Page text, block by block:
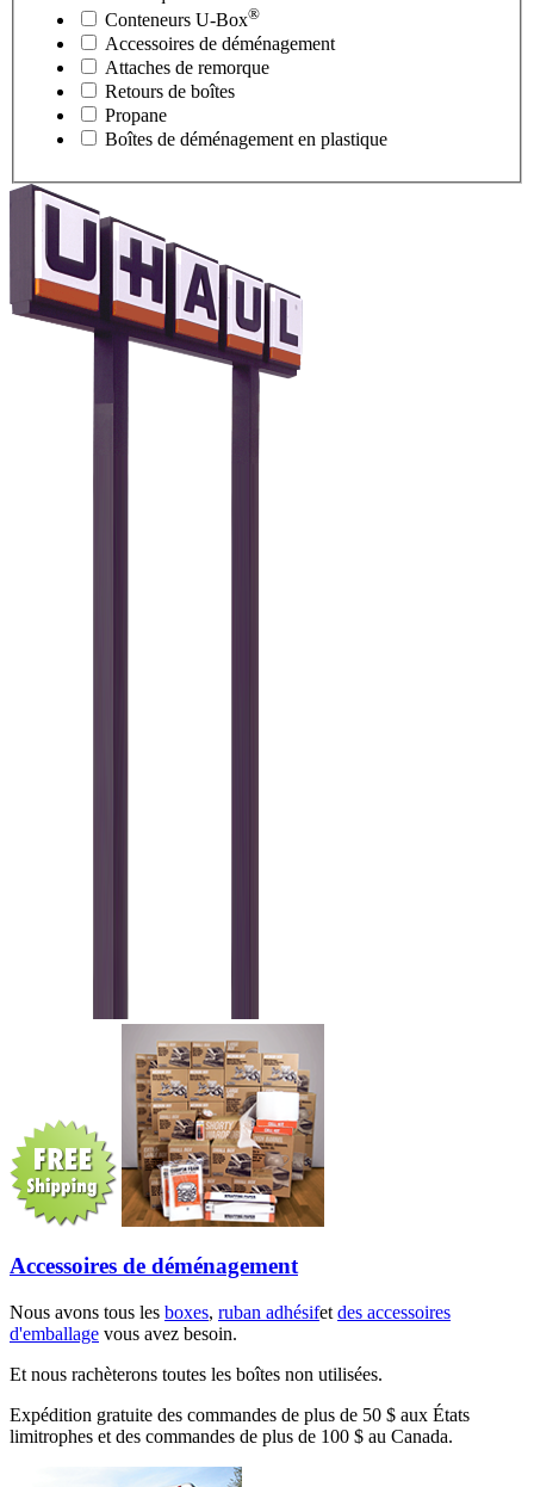
Conteneurs U-Box®
Accessoires de déménagement
Attaches de remorque
Retours de boîtes
Propane
Boîtes de déménagement en plastique
Accessoires de déménagement
Nous avons tous les boxes, ruban adhésifet des accessoires
d'emballage vous avez besoin.
Et nous rachèterons toutes les boîtes non utilisées.
Expédition gratuite des commandes de plus de 50 $ aux États
limitrophes et des commandes de plus de 100 $ au Canada.